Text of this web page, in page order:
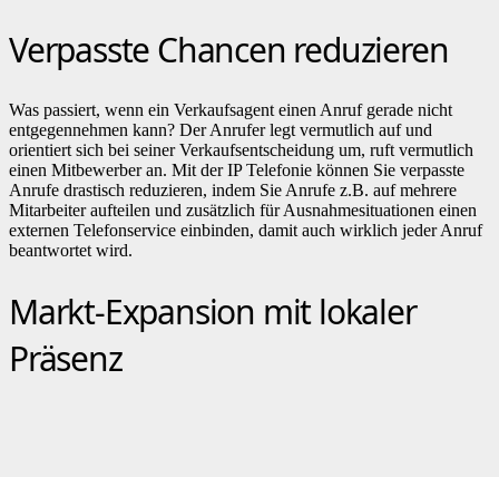
Verpasste Chancen reduzieren
Was passiert, wenn ein Verkaufsagent einen Anruf gerade nicht
entgegennehmen kann? Der Anrufer legt vermutlich auf und
orientiert sich bei seiner Verkaufsentscheidung um, ruft vermutlich
einen Mitbewerber an. Mit der IP Telefonie können Sie verpasste
Anrufe drastisch reduzieren, indem Sie Anrufe z.B. auf mehrere
Mitarbeiter aufteilen und zusätzlich für Ausnahmesituationen einen
externen Telefonservice einbinden, damit auch wirklich jeder Anruf
beantwortet wird.
Markt-Expansion mit lokaler
Präsenz